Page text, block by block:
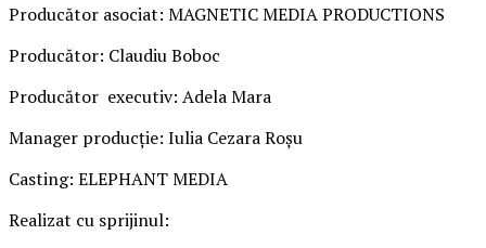
Producător asociat: MAGNETIC MEDIA PRODUCTIONS
Producător: Claudiu Boboc
Producător executiv: Adela Mara
Manager producție: Iulia Cezara Roșu
Casting: ELEPHANT MEDIA
Realizat cu sprijinul: